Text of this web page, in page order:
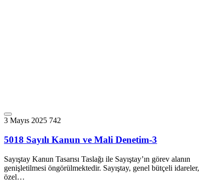
3 Mayıs 2025 742
5018 Sayılı Kanun ve Mali Denetim-3
Sayıştay Kanun Tasarısı Taslağı ile Sayıştay’ın görev alanın
genişletilmesi öngörülmektedir. Sayıştay, genel bütçeli idareler,
özel…